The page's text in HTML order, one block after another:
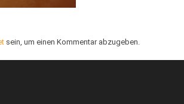
sein, um einen Kommentar abzugeben.